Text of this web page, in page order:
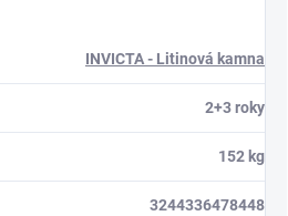
INVICTA - Litinová kamna
2+3 roky
152 kg
3244336478448